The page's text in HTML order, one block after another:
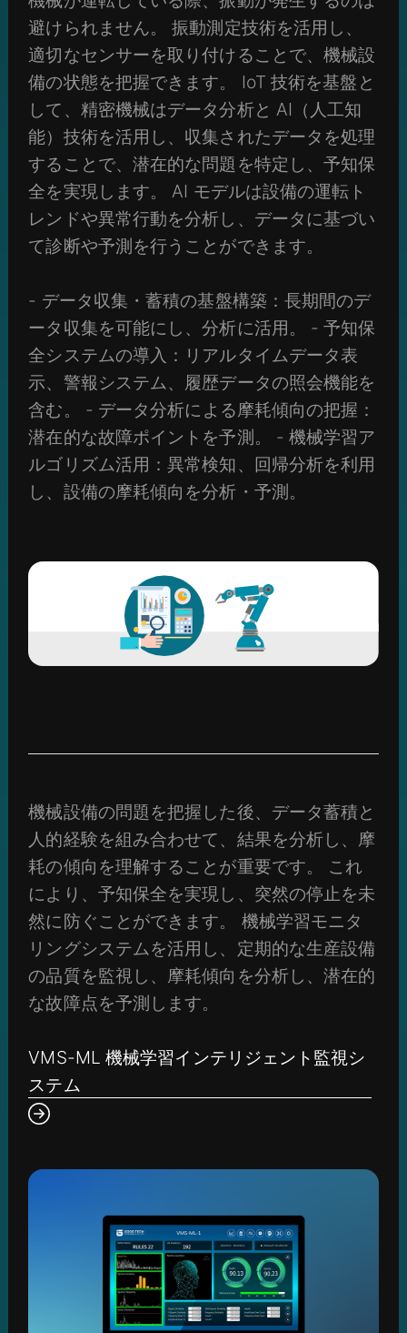
避けられません。 振動測定技術を活用し、
適切なセンサーを取り付けることで、機械設
備の状態を把握できます。 IoT 技術を基盤と
して、精密機械はデータ分析と AI（人工知
能）技術を活用し、収集されたデータを処理
することで、潜在的な問題を特定し、予知保
全を実現します。 AI モデルは設備の運転ト
レンドや異常行動を分析し、データに基づい
て診断や予測を行うことができます。
- データ収集・蓄積の基盤構築：長期間のデ
ータ収集を可能にし、分析に活用。 - 予知保
全システムの導入：リアルタイムデータ表
示、警報システム、履歴データの照会機能を
含む。 - データ分析による摩耗傾向の把握：
潜在的な故障ポイントを予測。 - 機械学習ア
ルゴリズム活用：異常検知、回帰分析を利用
し、設備の摩耗傾向を分析・予測。
機械設備の問題を把握した後、データ蓄積と
人的経験を組み合わせて、結果を分析し、摩
耗の傾向を理解することが重要です。 これ
により、予知保全を実現し、突然の停止を未
然に防ぐことができます。 機械学習モニタ
リングシステムを活用し、定期的な生産設備
の品質を監視し、摩耗傾向を分析し、潜在的
な故障点を予測します。
VMS-ML 機械学習インテリジェント監視シ
ステム